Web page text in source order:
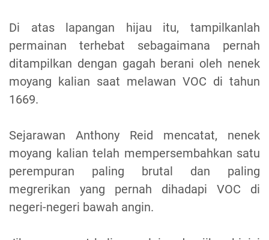
Di atas lapangan hijau itu, tampilkanlah
permainan terhebat sebagaimana pernah
ditampilkan dengan gagah berani oleh nenek
moyang kalian saat melawan VOC di tahun
1669.
Sejarawan Anthony Reid mencatat, nenek
moyang kalian telah mempersembahkan satu
perempuran paling brutal dan paling
megrerikan yang pernah dihadapi VOC di
negeri-negeri bawah angin.